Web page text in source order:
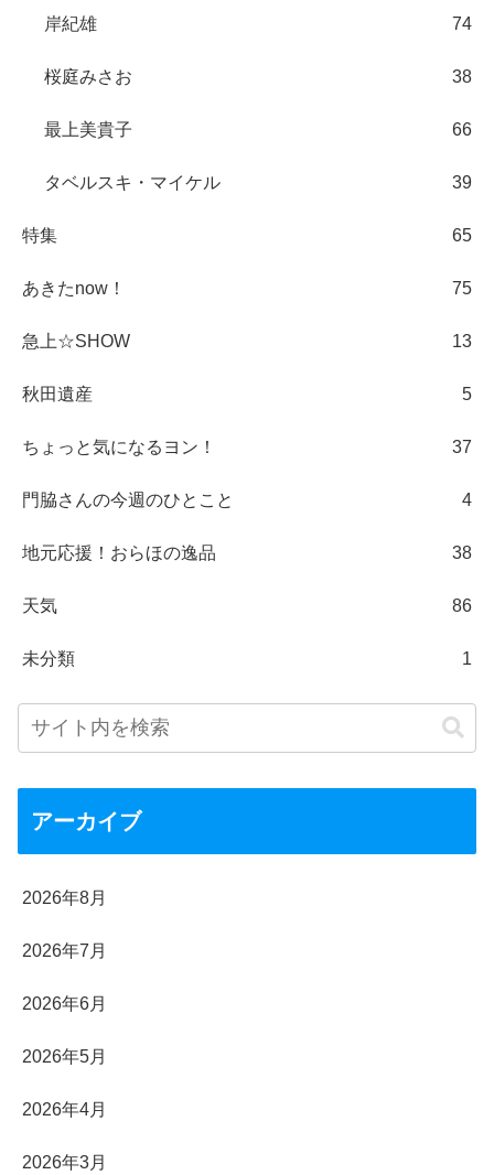
岸紀雄 74
桜庭みさお 38
最上美貴子 66
タベルスキ・マイケル 39
特集 65
あきたnow！ 75
急上☆SHOW 13
秋田遺産 5
ちょっと気になるヨン！ 37
門脇さんの今週のひとこと 4
地元応援！おらほの逸品 38
天気 86
未分類 1
アーカイブ
2026年8月
2026年7月
2026年6月
2026年5月
2026年4月
2026年3月